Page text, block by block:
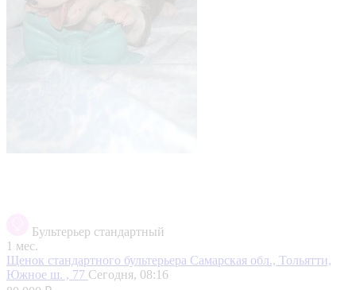
Бультерьер стандартный
1 мес.
Щенок стандартного бультерьера Самарская обл., Тольятти,
Южное ш. , 77 Сегодня, 08:16